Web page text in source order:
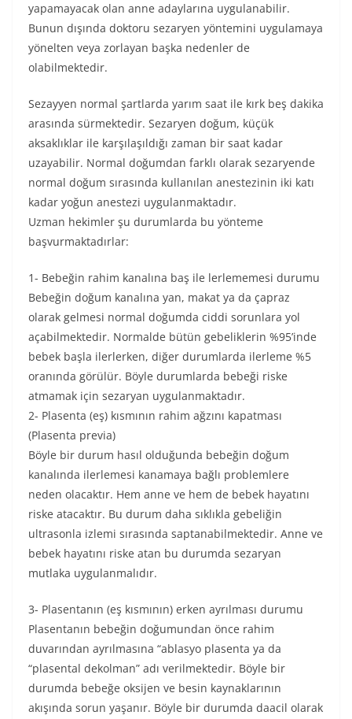
yapamayacak olan anne adaylarına uygulanabilir.
Bunun dışında doktoru sezaryen yöntemini uygulamaya
yönelten veya zorlayan başka nedenler de
olabilmektedir.
Sezayyen normal şartlarda yarım saat ile kırk beş dakika
arasında sürmektedir. Sezaryen doğum, küçük
aksaklıklar ile karşılaşıldığı zaman bir saat kadar
uzayabilir. Normal doğumdan farklı olarak sezaryende
normal doğum sırasında kullanılan anestezinin iki katı
kadar yoğun anestezi uygulanmaktadır.
Uzman hekimler şu durumlarda bu yönteme
başvurmaktadırlar:
1- Bebeğin rahim kanalına baş ile lerlememesi durumu
Bebeğin doğum kanalına yan, makat ya da çapraz
olarak gelmesi normal doğumda ciddi sorunlara yol
açabilmektedir. Normalde bütün gebeliklerin %95’inde
bebek başla ilerlerken, diğer durumlarda ilerleme %5
oranında görülür. Böyle durumlarda bebeği riske
atmamak için sezaryan uygulanmaktadır.
2- Plasenta (eş) kısmının rahim ağzını kapatması
(Plasenta previa)
Böyle bir durum hasıl olduğunda bebeğin doğum
kanalında ilerlemesi kanamaya bağlı problemlere
neden olacaktır. Hem anne ve hem de bebek hayatını
riske atacaktır. Bu durum daha sıklıkla gebeliğin
ultrasonla izlemi sırasında saptanabilmektedir. Anne ve
bebek hayatını riske atan bu durumda sezaryan
mutlaka uygulanmalıdır.
3- Plasentanın (eş kısmının) erken ayrılması durumu
Plasentanın bebeğin doğumundan önce rahim
duvarından ayrılmasına “ablasyo plasenta ya da
“plasental dekolman” adı verilmektedir. Böyle bir
durumda bebeğe oksijen ve besin kaynaklarının
akışında sorun yaşanır. Böyle bir durumda daacil olarak